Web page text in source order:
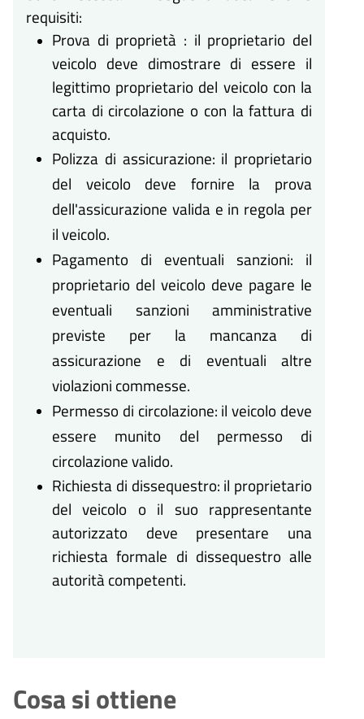
requisiti:
Prova di proprietà : il proprietario del
veicolo deve dimostrare di essere il
legittimo proprietario del veicolo con la
carta di circolazione o con la fattura di
acquisto.
Polizza di assicurazione: il proprietario
del veicolo deve fornire la prova
dell'assicurazione valida e in regola per
il veicolo.
Pagamento di eventuali sanzioni: il
proprietario del veicolo deve pagare le
eventuali sanzioni amministrative
previste per la mancanza di
assicurazione e di eventuali altre
violazioni commesse.
Permesso di circolazione: il veicolo deve
essere munito del permesso di
circolazione valido.
Richiesta di dissequestro: il proprietario
del veicolo o il suo rappresentante
autorizzato deve presentare una
richiesta formale di dissequestro alle
autorità competenti.
Cosa si ottiene